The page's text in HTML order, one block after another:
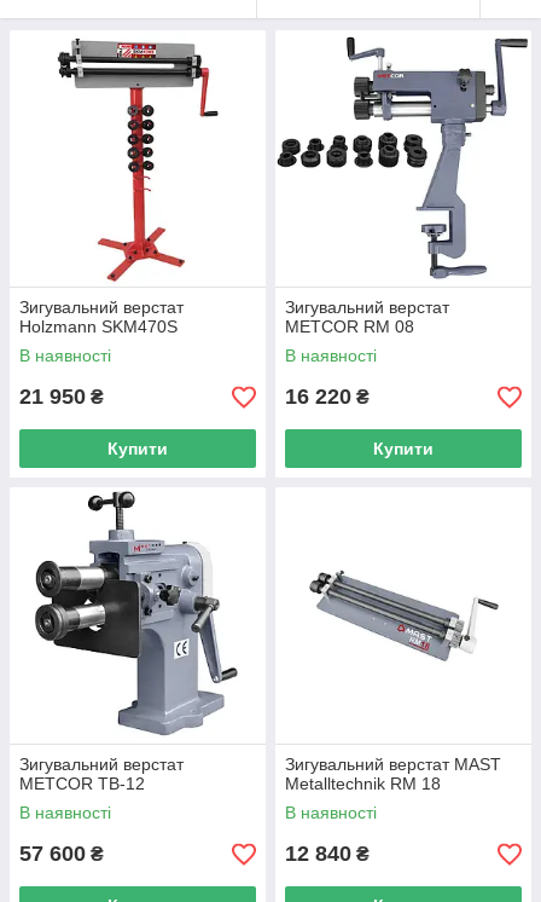
Зигувальний верстат
Holzmann SKM470S
В наявності
21 950 ₴
Купити
Зигувальний верстат
METCOR RM 08
В наявності
16 220 ₴
Купити
Зигувальний верстат
METCOR TB-12
В наявності
57 600 ₴
Зигувальний верстат MAST
Metalltechnik RM 18
В наявності
12 840 ₴